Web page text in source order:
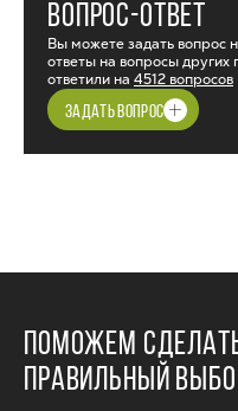
ВОПРОС-ОТВЕТ
Вы можете задать вопрос
ответы на вопросы
ответили на 4512 вопросов
ЗАДАТЬ ВОПРОС
ПОМОЖЕМ
ПРАВИЛЬНЫЙ